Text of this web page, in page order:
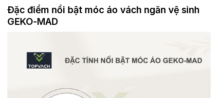
Đặc điểm nổi bật móc áo vách ngăn vệ sinh
GEKO-MAD